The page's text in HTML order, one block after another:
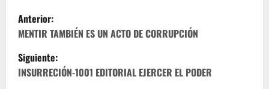
N
a
v
Anterior:
MENTIR TAMBIÉN ES UN ACTO DE CORRUPCIÓN
Siguiente:
INSURRECIÓN-1001 EDITORIAL EJERCER EL PODER